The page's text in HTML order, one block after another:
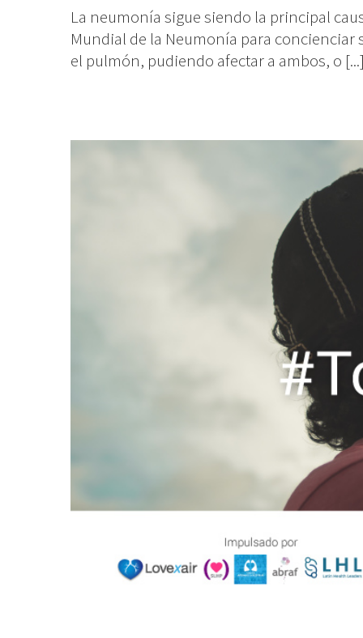
La neumonía sigue siendo la principal
Mundial de la Neumonía para concienciar
el pulmón, pudiendo afectar a ambos, o